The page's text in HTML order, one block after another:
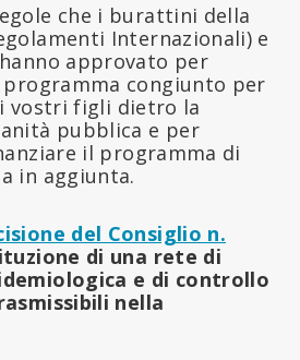
che i burattini della
Internazionali) e
hanno approvato per
congiunto per
vostri figli dietro la
pubblica e per
il programma di
in aggiunta.
del Consiglio n.
di una rete di
e di controllo
nella